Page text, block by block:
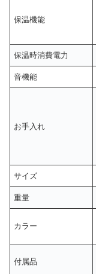
保温機能
保温時消費電力
音機能
お手入れ
サイズ
重量
カラー
付属品